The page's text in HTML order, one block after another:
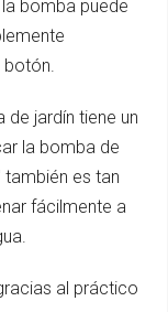
bomba puede
de jardín tiene un
la bomba de
también es tan
fácilmente a
al práctico